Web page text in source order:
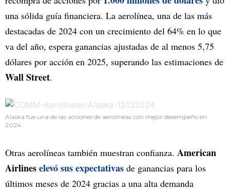
una sólida guía financiera. La aerolínea, una de las más
destacadas de 2024 con un crecimiento del 64% en lo que
va del año, espera ganancias ajustadas de al menos 5,75
dólares por acción en 2025, superando las estimaciones de
Wall Street.
Alaska fue una de las acciones de aerolíneas con mejor desempeño en
2024.
Otras aerolíneas también muestran confianza. American
Airlineselevó sus expectativas de ganancias para los
últimos meses de 2024 gracias a una alta demanda